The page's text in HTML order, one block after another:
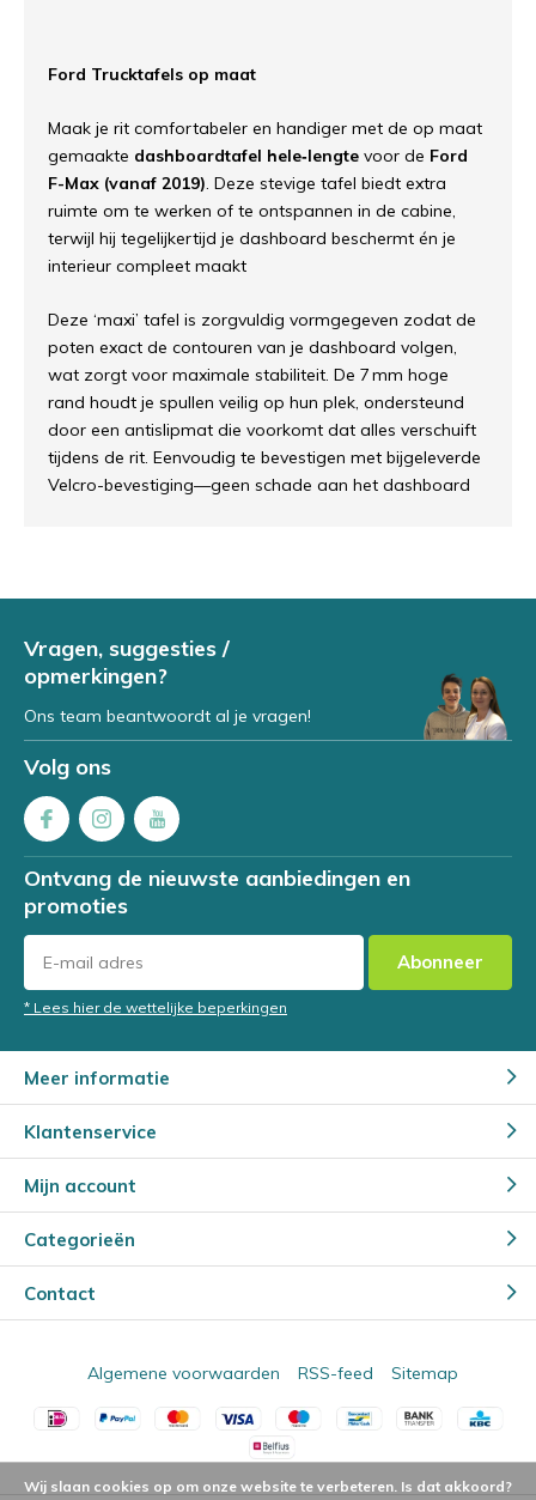
Ford Trucktafels op maat
Maak je rit comfortabeler en handiger met de op maat
gemaakte dashboardtafel hele‑lengte voor de Ford
F-Max (vanaf 2019). Deze stevige tafel biedt extra
ruimte om te werken of te ontspannen in de cabine,
terwijl hij tegelijkertijd je dashboard beschermt én je
interieur compleet maakt
Deze ‘maxi’ tafel is zorgvuldig vormgegeven zodat de
poten exact de contouren van je dashboard volgen,
wat zorgt voor maximale stabiliteit. De 7 mm hoge
rand houdt je spullen veilig op hun plek, ondersteund
door een antislipmat die voorkomt dat alles verschuift
tijdens de rit. Eenvoudig te bevestigen met bijgeleverde
Velcro-bevestiging—geen schade aan het dashboard
Vragen, suggesties /
opmerkingen?
Ons team beantwoordt al je vragen!
Volg ons
Ontvang de nieuwste aanbiedingen en
promoties
Abonneer
* Lees hier de wettelijke beperkingen
Meer informatie
Klantenservice
Mijn account
Categorieën
Contact
Algemene voorwaarden RSS-feed Sitemap
Wij slaan cookies op om onze website te verbeteren. Is dat akkoord?